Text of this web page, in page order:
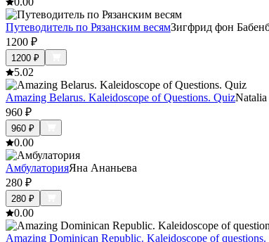
Путеводитель по Рязанским весямЗигфрид фон
1200 ₽
1200 ₽
5.02
Amazing Belarus. Kaleidoscope of Questions. Quiz
960 ₽
960 ₽
0.00
АмбулаторияЯна Ананьева
280 ₽
280 ₽
0.00
Amazing Dominican Republic. Kaleidoscope of